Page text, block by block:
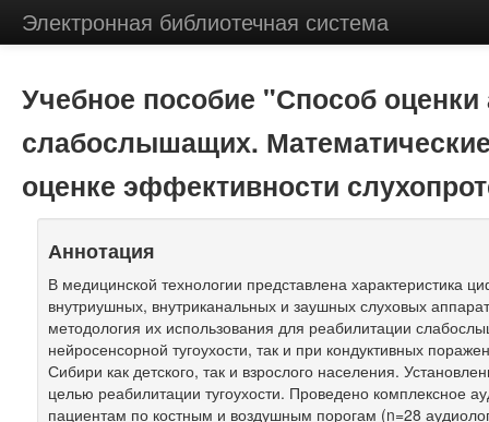
Электронная библиотечная система
Учебное пособие "Способ оценки
слабослышащих.
оценке эффективности
Аннотация
В медицинской технологии представлена характеристика
внутриушных, внутриканальных и заушных слуховых
методология их использования для реабилитации
нейросенсорной тугоухости, так и при кондуктивных
Сибири как детского, так и взрослого населения.
целью реабилитации тугоухости. Проведено комплексное
пациентам по костным и воздушным порогам (n=28